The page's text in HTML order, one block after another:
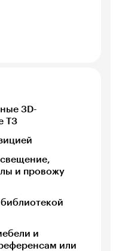
3D-
ТЗ
и провожу
и
или